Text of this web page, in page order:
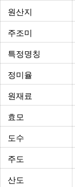
원산지
주조미
특정명칭
정미율
원재료
효모
도수
주도
산도